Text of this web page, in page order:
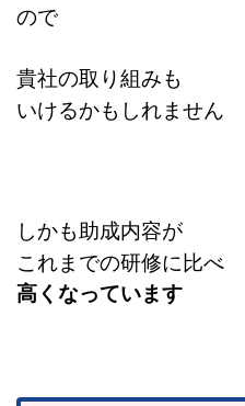
ので
貴社の取り組みも
いけるかもしれません
しかも助成内容が
これまでの研修に比べ
高くなっています